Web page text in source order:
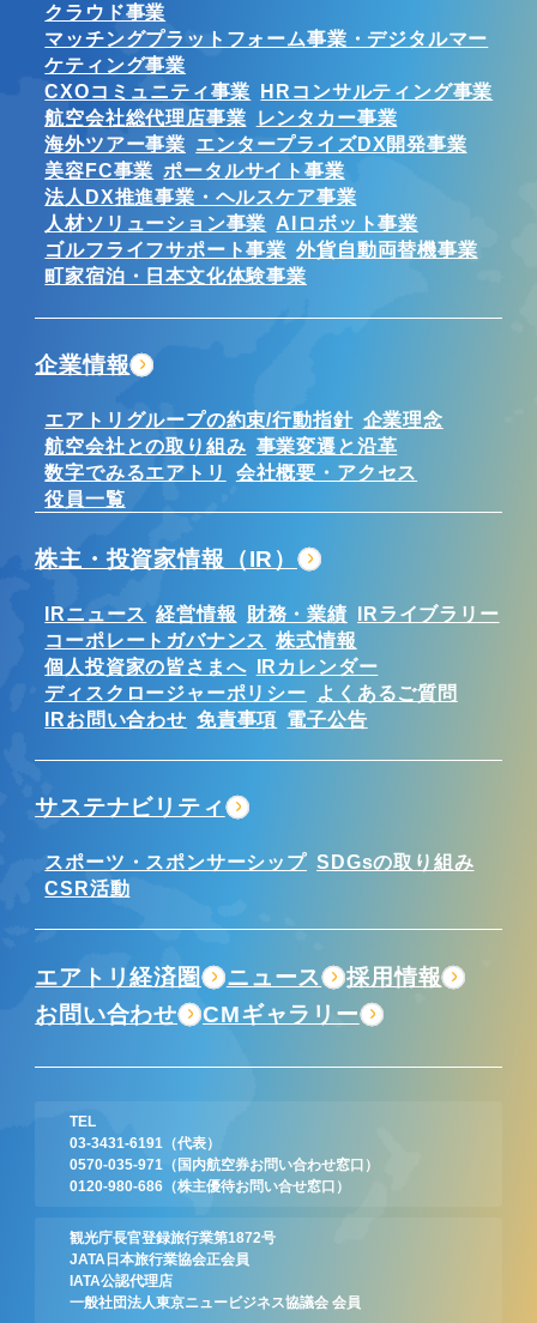
TEL
03-3431-6191
（代表）
0570-035-971
（国内航空券お問い合わせ窓口）
0120-980-686 （株主優待お問い合せ窓口）
観光庁長官登録旅行業第1872号
JATA日本旅行業協会正会員
IATA公認代理店
一般社団法人東京ニュービジネス協議会 会員
クラウド事業
マッチングプラットフォーム事業・デジタルマー
ケティング事業
CXOコミュニティ事業
HRコンサルティング事業
航空会社総代理店事業
レンタカー事業
海外ツアー事業 エンタープライズDX開発事業
美容FC事業 ポータルサイト事業
法人DX推進事業・ヘルスケア事業
人材ソリューション事業 AIロボット事業
ゴルフライフサポート事業 外貨自動両替機事業
町家宿泊・日本文化体験事業
企業情報
エアトリグループの約束/行動指針 企業理念
航空会社との取り組み 事業変遷と沿革
数字でみるエアトリ
会社概要・アクセス
役員一覧
株主・投資家情報（IR）
IRニュース 経営情報 財務・業績 IRライブラリー
コーポレートガバナンス 株式情報
個人投資家の皆さまへ IRカレンダー
ディスクロージャーポリシー
よくあるご質問
IRお問い合わせ 免責事項 電子公告
サステナビリティ
スポーツ・スポンサーシップ SDGsの取り組み
CSR活動
エアトリ経済圏 ニュース
採用情報
お問い合わせ
CMギャラリー